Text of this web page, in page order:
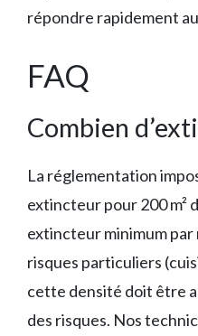
répondre rapidement
FAQ
Combien
La réglementation
extincteur pour 200 m²
extincteur minimum par
risques particuliers
cette densité doit être
des risques. Nos